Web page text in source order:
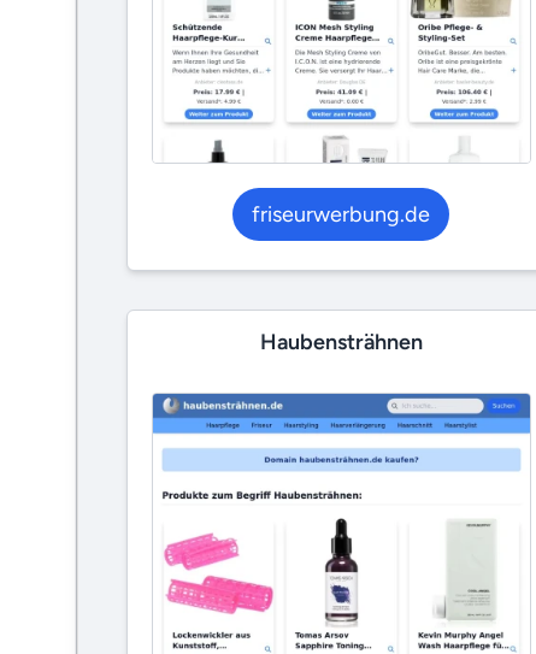
friseurwerbung.de
Haubensträhnen